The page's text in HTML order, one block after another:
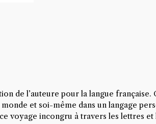
de l’auteure pour la langue
et soi-même dans un langage
voyage incongru à travers les lettres et